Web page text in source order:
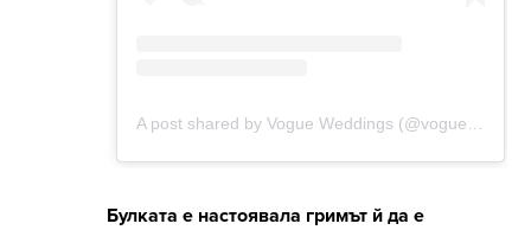
Булката е настоявала гримът й да е